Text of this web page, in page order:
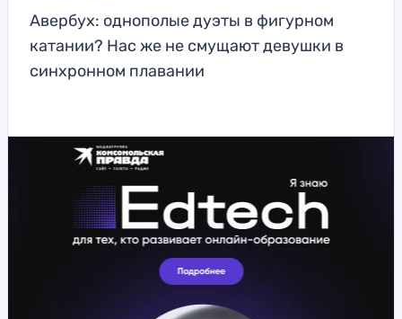
Авербух: однополые дуэты в фигурном
катании? Нас же не смущают девушки в
синхронном плавании